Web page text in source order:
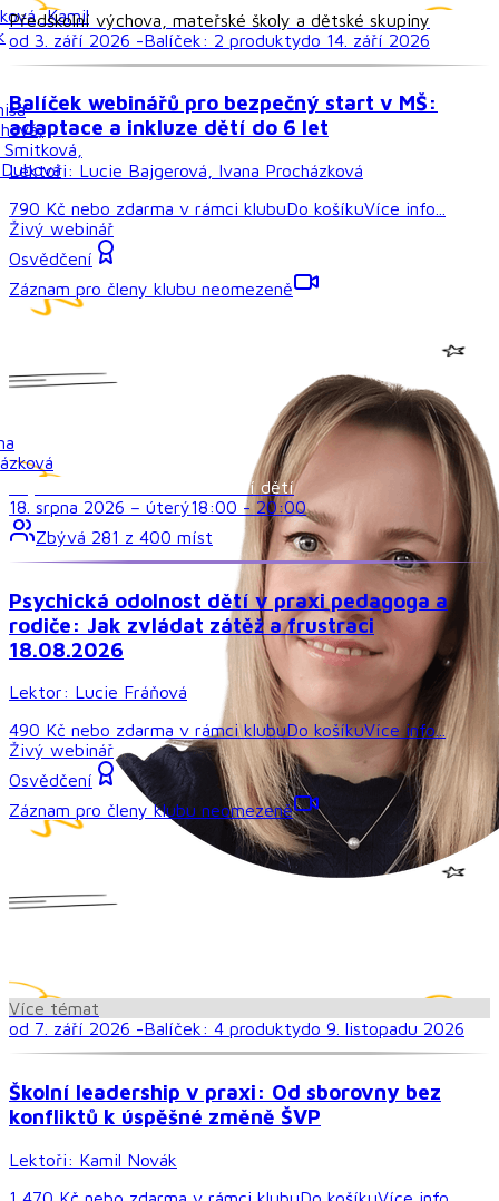
Předškolní výchova, mateřské školy a dětské skupiny
od 3. září 2026 -Balíček: 2 produktydo 14. září 2026
Balíček webinářů pro bezpečný start v MŠ:
adaptace a inkluze dětí do 6 let
Lektoři: Lucie Bajgerová, Ivana Procházková
790 Kč nebo zdarma v rámci klubuDo košíkuVíce info...
Živý webinář
Osvědčení
Záznam pro členy klubu neomezeně
Psychické a emocionální zdraví dětí
18. srpna 2026 – úterý18:00 - 20:00
Zbývá 281 z 400 míst
Psychická odolnost dětí v praxi pedagoga a
rodiče: Jak zvládat zátěž a frustraci
18.08.2026
Lektor: Lucie Fráňová
490 Kč nebo zdarma v rámci klubuDo košíkuVíce info...
Živý webinář
Osvědčení
Záznam pro členy klubu neomezeně
Více témat
od 7. září 2026 -Balíček: 4 produktydo 9. listopadu 2026
Školní leadership v praxi: Od sborovny bez
konfliktů k úspěšné změně ŠVP
Lektoři: Kamil Novák